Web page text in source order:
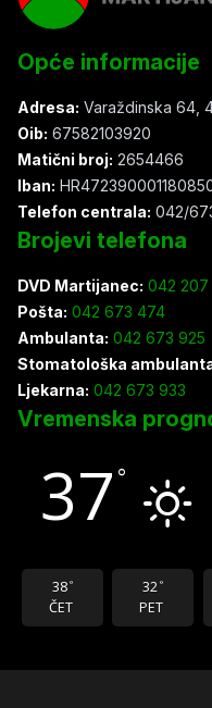
Opće informacije
Adresa: Varaždinska 64,
Oib: 67582103920
Matični broj: 2654466
Iban:
Telefon centrala: 042/
Brojevi telefona
DVD Martijanec: 042
Pošta: 042 673 474
Ambulanta: 042 673 925
Stomatološka
Ljekarna: 042 673 933
Vremenska
37 °
38 °
ČET
32 °
PET